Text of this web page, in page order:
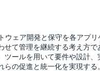
ウェア開発と保守を各アプリ
せて管理を継続する考え方
ツールを用いて要件や設計
らの促進と統一化を実現する。